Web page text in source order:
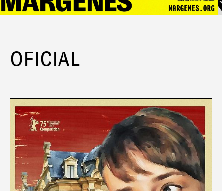
OFICIAL